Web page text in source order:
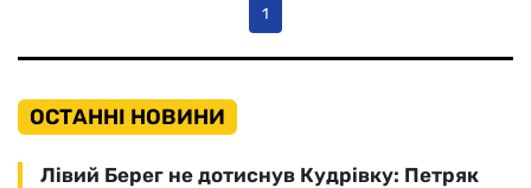
1
ОСТАННІ НОВИНИ
Лівий Берег не дотиснув Кудрівку: Петряк